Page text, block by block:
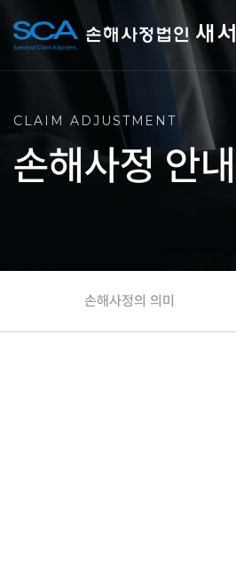
CLAIM ADJUSTMENT
손해사정 안내
손해사정의 의미